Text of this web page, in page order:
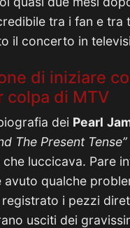
tra i fan e tra
il concerto in
di iniziare
colpa di MTV
dei Pearl
The Present Tense”
luccicava. Pare
avuto qualche
i pezzi
usciti dei